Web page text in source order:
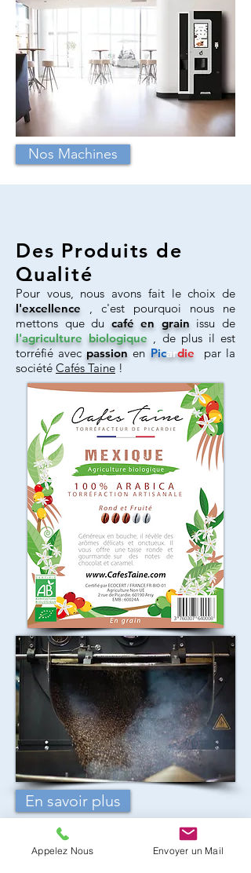
Nos Machines
Des Produits de
Qualité
Pour vous, nous avons fait le choix de
l'excellence , c'est pourquoi nous ne
mettons que du café en grain issu de
l'agriculture biologique , de plus il est
torréfié avecpassion en Picardie par la
société Cafés Taine !
En savoir plus
Appelez Nous Envoyer un Mail